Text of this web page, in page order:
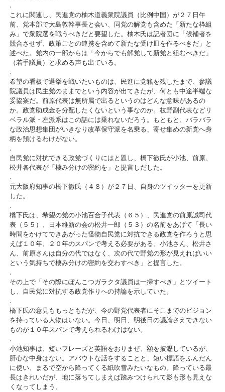
.
これに関連し、民進党の柚木道義衆院議員（比例中国）が２７日午
前、党本部で大島敦幹事長と会い、同党の解党も含めた「新たな枠組
み」で衆院選を戦うべきだと要望した。柚木氏は記者団に「候補者を
競合させず、政策ごとの連携を含めて新たな受け皿を作るべきだ」と
述べた。党内の一部からは「今からでも解党して新党と組むべきだ」
（若手議員）と求める声も出ている。
.
希望の看板で選挙を戦いたいものは、民進に党籍を残したまで、参議
院議員は民主党のままでという内容が出てきたが、何とも中途半端な
妥協案だ。前原代表は無所属で出るというのはどんな意味があるの
か。政党助成金を分配したくないという事なのか。枝野副代表などリ
ベラル派・左派系はこの話には乗れないだろう。もともと、バラバラ
な政治思想集団がいきなり改革保守派を名乗る、寄せ集めの新党へ身
柄を預けるわけがない。
.
自民党に対抗できる政党づくりにはと題し、橋下徹氏が小池、前原、
松井各代表が「棲み分けの密約を」と提言しだした。
.
元大阪府知事の橋下徹氏（４８）が２７日、自身のツイッターを更新
した。
.
橋下氏は、希望の党の小池百合子代表（６５）、民進党の前原誠司代
表（５５）、日本維新の会の松井一郎（５３）の名前をあげて「長い
時間をかけてできあがった怪物自民党に対抗できる政党を作ろうと思
えば１０年、２０年のスパンで考える必要がある。小池さん、松井さ
ん、前原さんは自分の代ではなく、次の代で野党の形が見えればいい
という気持ちで棲み分けの密約を交わすべき」と提言した。
.
その上で「その際にぽんこつガラクタ議員は一掃すべき」とツイート
し、自民党に対抗する政党作りへの持論を示していた。
.
橋下氏の意見ももっともだが、今の野党代表者にそこまでのビジョン
を持っている人物はいない。今日、明日、明後日の議論さえできない
ものが１０年スパンで考えられるわけはない。
.
小池知事は、短いフレーズと英語をおりまぜ、額を披瀝しているが、
肝心な中身はない。アバウトな話をすることと、短い標語をふんだん
に使い、まるで空から降ってくる紙吹雪みたいなもの。降っている最
長はきれいだが、地に落ちてしまえば踏みつけられて影も形も見えな
くなってしまう。